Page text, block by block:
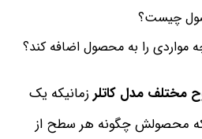
چیست؟
را به محصول اضافه کند؟
زمانیکه یک
محصولش چگونه هر سطح از